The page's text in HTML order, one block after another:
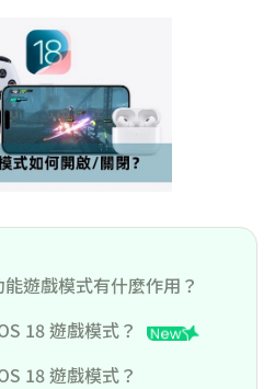
遊戲模式有什麼作用？
18 遊戲模式？
18 遊戲模式？